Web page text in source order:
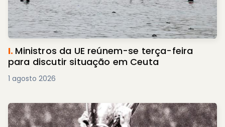
I. Ministros da UE reúnem-se terça-feira
para discutir situação em Ceuta
1 agosto 2026